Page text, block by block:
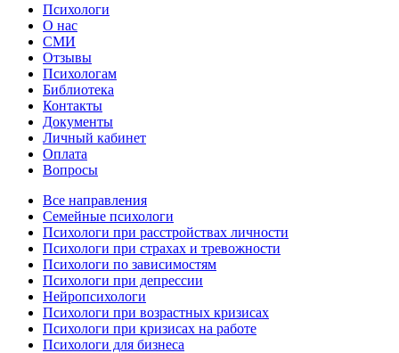
Психологи
О нас
СМИ
Отзывы
Психологам
Библиотека
Контакты
Документы
Личный кабинет
Оплата
Вопросы
Все направления
Семейные психологи
Психологи при расстройствах личности
Психологи при страхах и тревожности
Психологи по зависимостям
Психологи при депрессии
Нейропсихологи
Психологи при возрастных кризисах
Психологи при кризисах на работе
Психологи для бизнеса